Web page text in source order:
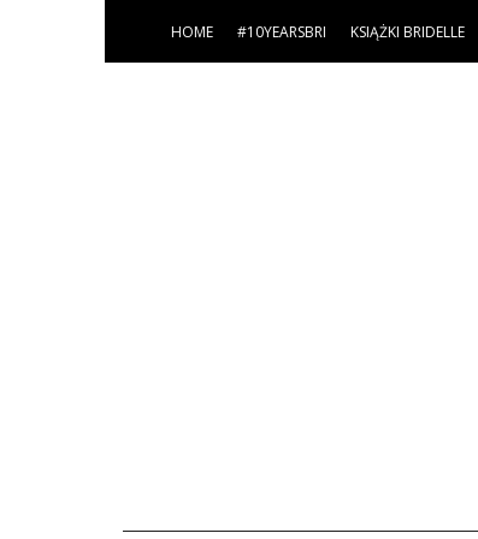
HOME #10YEARSBRI KSIĄŻKI BRIDELLE